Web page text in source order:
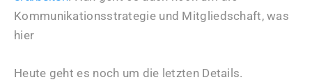
Kommunikationsstrategie und Mitgliedschaft, was
hier
Heute geht es noch um die letzten Details.